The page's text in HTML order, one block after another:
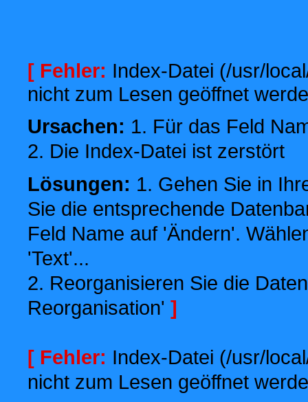
[ Fehler: Index-Datei (/usr/
nicht zum Lesen geöffnet
Ursachen: 1. Für das Feld
2. Die Index-Datei ist zerstört
Lösungen: 1. Gehen Sie in
Sie die entsprechende
Feld Name auf 'Ändern'.
'Text'...
2. Reorganisieren Sie die
Reorganisation' ]
[ Fehler: Index-Datei (/usr/
nicht zum Lesen geöffnet